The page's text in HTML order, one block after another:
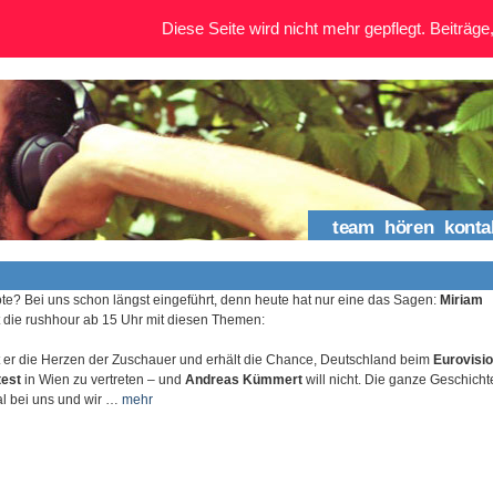
team hören
Bei uns schon längst eingeführt, denn heute hat nur eine das Sagen: Miriam
rushhour ab 15 Uhr mit diesen Themen:
er die Herzen der Zuschauer und erhält die Chance, Deutschland beim
in Wien zu vertreten – und Andreas Kümmert will nicht. Die ganze
bei uns und wir … mehr
Diese Seite wird nicht mehr gepflegt.